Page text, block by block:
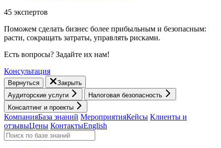
45 экспертов
Поможем сделать бизнес более прибыльным и безопасным:
расти, cокращать затраты, управлять рисками.
Есть вопросы? Задайте их нам!
Консультация
Вернуться
Закрыть
Аудиторские услуги
Налоговая безопасность
Консалтинг и проекты
КомпанияБаза знаний МероприятияКейсы Клиенты и
отзывыЦены КонтактыEnglish